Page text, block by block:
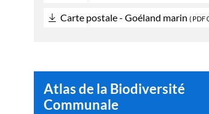
Carte postale - Goéland marin ( PDF
Atlas de la Biodiversité
Communale